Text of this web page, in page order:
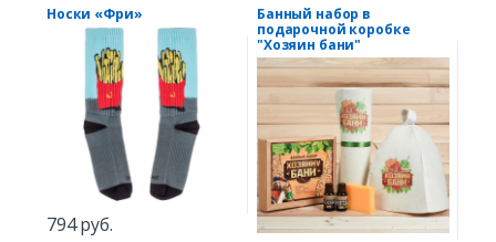
Носки «Фри»
794 руб.
Банный набор в
подарочной коробке
"Хозяин бани"